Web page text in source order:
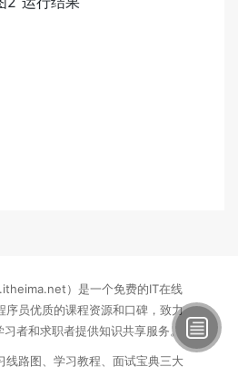
）是一个免费的IT在线
序员优质的课程资源和口碑，致力
者和求职者提供知识共享服务。
线路图、学习教程、面试宝典三大